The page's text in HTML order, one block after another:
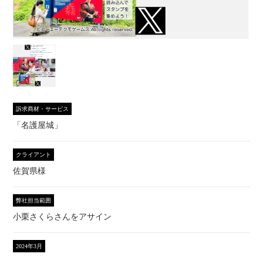
訴求商材・サービス
「名護屋城」
クライアント
佐賀県様
弊社担当範囲
小栗さくらさんをアサイン
2024年3月